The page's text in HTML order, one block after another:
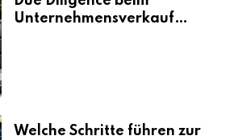
Unternehmensverkauf
Welche Schritte führen zur